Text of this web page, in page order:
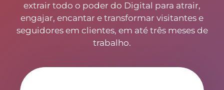
extrair todo o poder do Digital para atrair,
engajar, encantar e transformar visitantes e
seguidores em clientes, em até três meses de
trabalho.